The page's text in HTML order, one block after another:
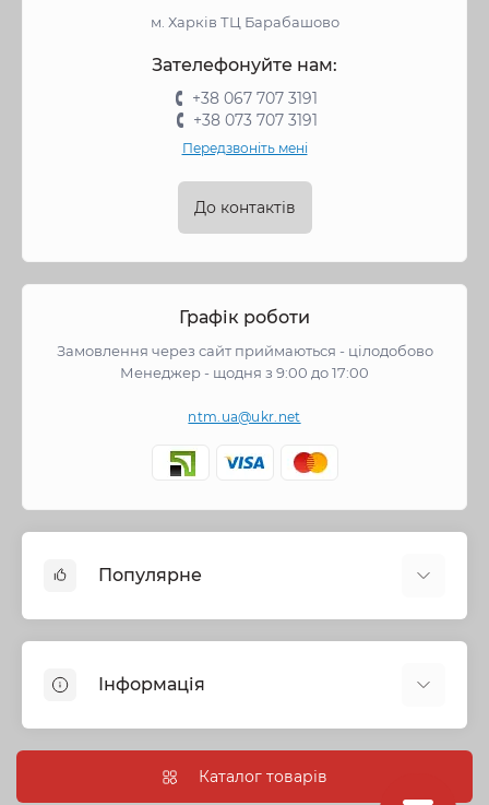
м. Харків ТЦ Барабашово
Зателефонуйте нам:
+38 067 707 3191
+38 073 707 3191
Передзвоніть мені
До контактів
Графік роботи
Замовлення через сайт приймаються - цілодобово
Менеджер - щодня з 9:00 до 17:00
ntm.ua@ukr.net
Популярне
Запірна арматура
Труби та фітинги
Насосне обладнання
Інформація
Інформація про доставкуКаталог товарів